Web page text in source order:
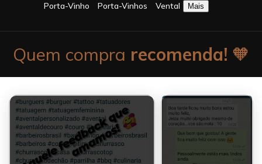
Porta-Vinho
Porta-Vinhos Vental Mais
Quem compra recomenda! 🧡